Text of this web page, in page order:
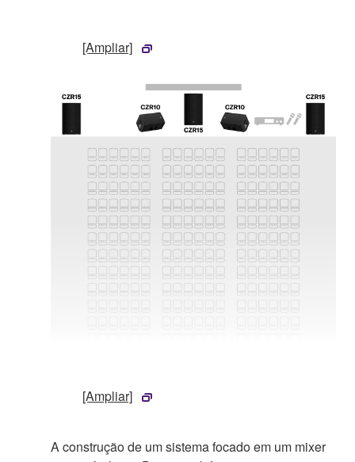
[Ampliar]
[Ampliar]
A construção de um sistema focado em um mixer